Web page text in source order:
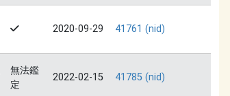
2020-09-29 41761 (nid)
無法鑑
定
2022-02-15 41785 (nid)